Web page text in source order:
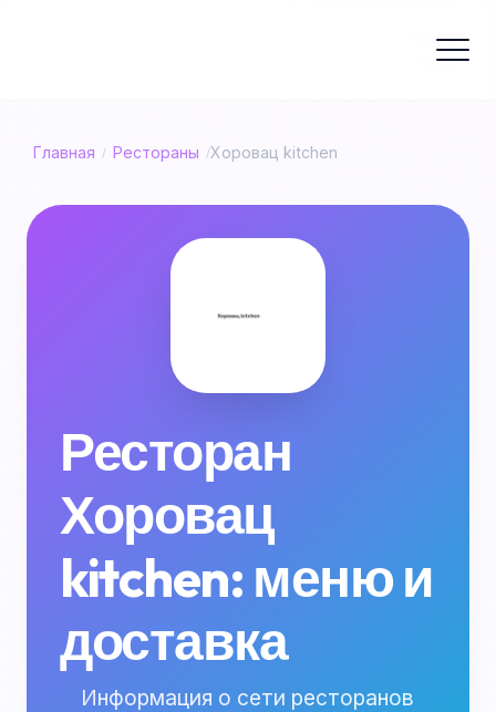
Главная / Рестораны /Хоровац kitchen
Ресторан
Хоровац
kitchen: меню и
доставка
Информация о сети ресторанов